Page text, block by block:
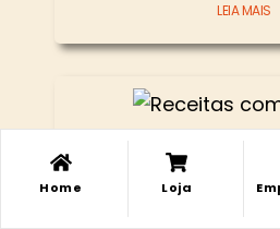
LEIA MAIS
Receitas
ideias
Minha
Minha
Home Loja